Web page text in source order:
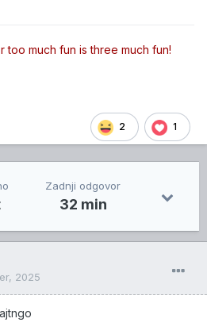
2 1
much fun is three much fun!
Zadnji odgovor
32 min
2025